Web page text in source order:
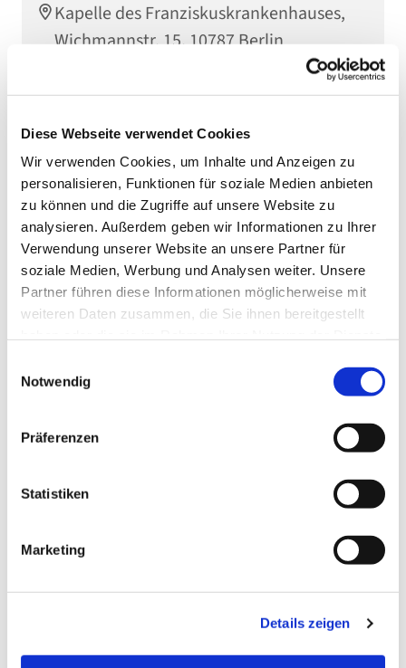
Diese Webseite verwendet Cookies
Wir verwenden Cookies, um Inhalte und Anzeigen zu
personalisieren, Funktionen für soziale Medien anbieten
zu können und die Zugriffe auf unsere Website zu
analysieren. Außerdem geben wir Informationen zu Ihrer
Verwendung unserer Website an unsere Partner für
soziale Medien, Werbung und Analysen weiter. Unsere
Partner führen diese Informationen möglicherweise mit
weiteren Daten zusammen, die Sie ihnen bereitgestellt
Notwendig
Präferenzen
Statistiken
Marketing
Details zeigen
Kapelle des Franziskuskrankenhauses,
Wichmannstr. 15, 10787 Berlin